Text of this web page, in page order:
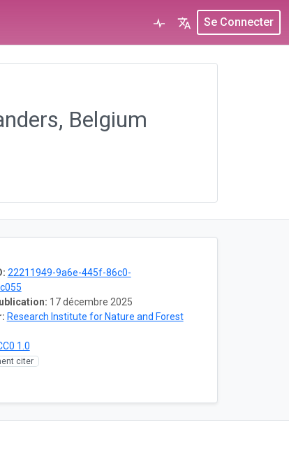
Se Connecter
Belgium
22211949-9a6e-445f-86c0-
17 décembre 2025
Research Institute for Nature and Forest
1.0
citer